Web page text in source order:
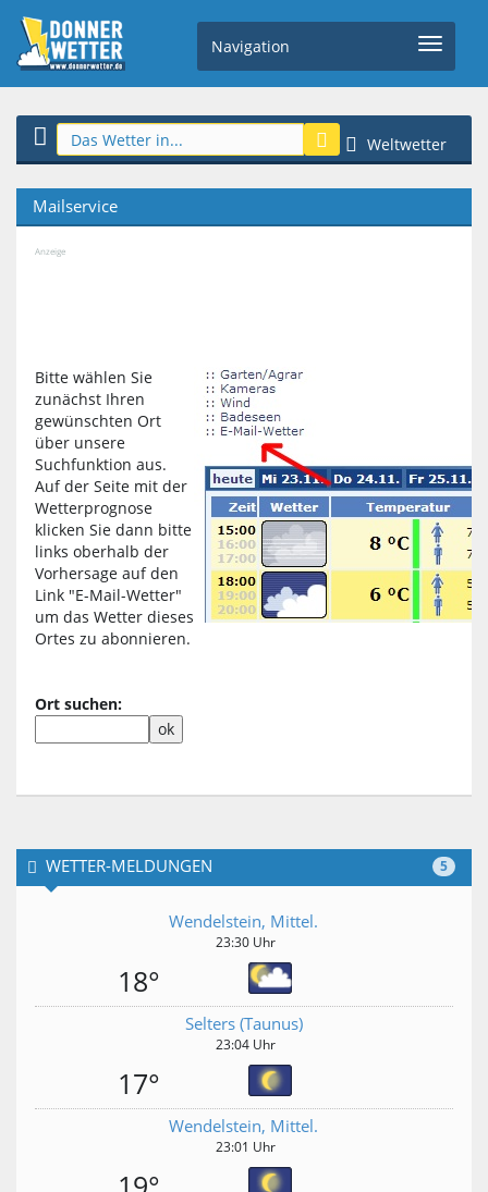
Navigation
Weltwetter
Mailservice
Anzeige
Bitte wählen Sie
zunächst Ihren
gewünschten Ort
über unsere
Suchfunktion aus.
Auf der Seite mit der
Wetterprognose
klicken Sie dann bitte
links oberhalb der
Vorhersage auf den
Link "E-Mail-Wetter"
um das Wetter dieses
Ortes zu abonnieren.
Ort suchen:
5
WETTER-MELDUNGEN
Wendelstein, Mittel.
23:30 Uhr
18°
Selters (Taunus)
23:04 Uhr
17°
Wendelstein, Mittel.
23:01 Uhr